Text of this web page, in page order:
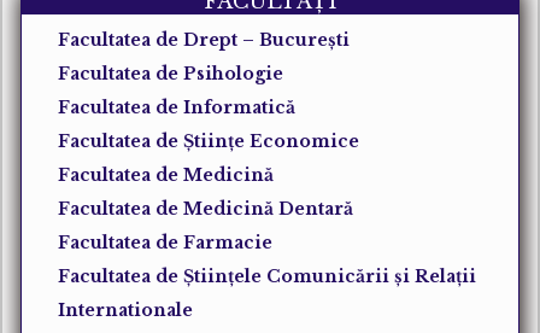
Facultatea de Drept – Bucureşti
Facultatea de Psihologie
Facultatea de Informatică
Facultatea de Științe Economice
Facultatea de Medicină
Facultatea de Medicină Dentară
Facultatea de Farmacie
Facultatea de Științele Comunicării şi Relații
Internationale